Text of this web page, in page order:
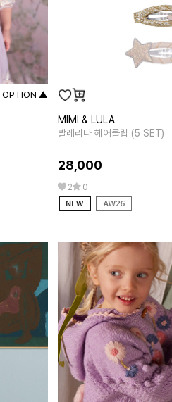
OPTION ▲
MIMI & LULA
발레리나 헤어클립 (5 SET)
28,000
2 0